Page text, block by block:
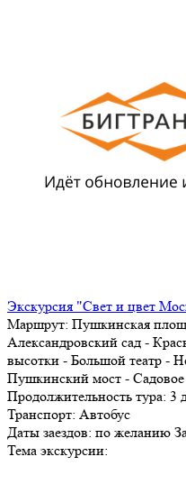
Экскурсия "Свет и цвет
Маршрут: Пушкинская
Александровский сад -
высотки - Большой театр -
Пушкинский мост - Садовое
Продолжительность тура: 3
Транспорт: Автобус
Даты заездов: по желанию
Тема экскурсии: